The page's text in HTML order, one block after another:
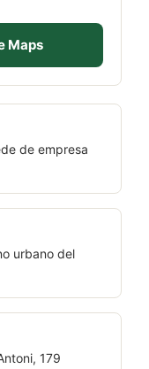
Maps
de empresa
urbano del
179